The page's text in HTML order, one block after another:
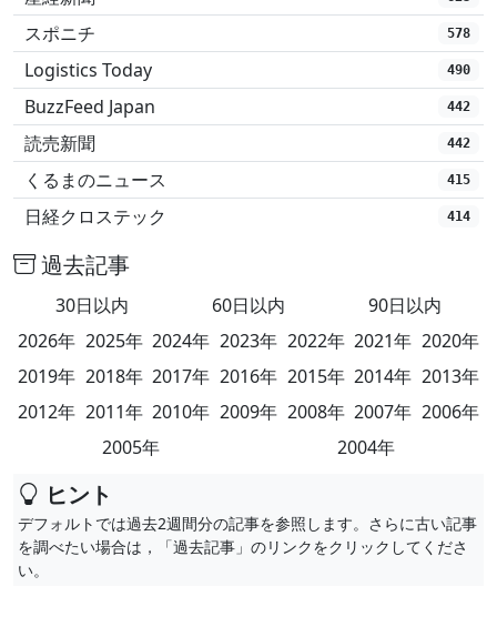
スポニチ 578
Logistics Today 490
BuzzFeed Japan 442
読売新聞 442
くるまのニュース 415
日経クロステック 414
過去記事
30日以内 60日以内
90日以内
2026年 2025年 2024年 2023年 2022年 2021年 2020年
2019年 2018年 2017年 2016年 2015年 2014年 2013年
2012年 2011年 2010年 2009年 2008年 2007年 2006年
2005年
2004年
ヒント
デフォルトでは過去2週間分の記事を参照します。さらに古い記事
を調べたい場合は，「過去記事」のリンクをクリックしてくださ
い。